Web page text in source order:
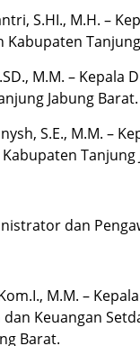
S.HI., M.H. –
Kabupaten
M.M. – Kepala
Jabung Barat.
S.E., M.M. –
Tanjung
dan
M.M. –
Keuangan
Barat.